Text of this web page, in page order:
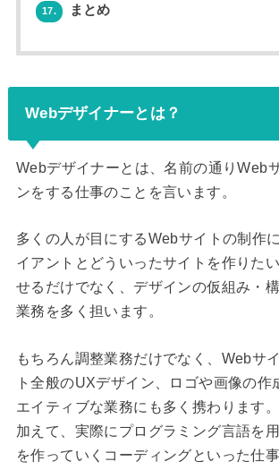
17. まとめ
Webデザイナーとは？
Webデザイナーとは、名前の通りWeb
ンをする仕事のことを言います。
多くの人が目にするWebサイトの制作
イアントとどういったサイトを作りた
せるだけでなく、デザインの仮組み・
業務を多く担います。
もちろん調整業務だけでなく、Webサ
ト全般のUXデザイン、ロゴや画像の作
エイティブな業務にも多く携わります。
加えて、実際にプログラミング言語を
を作っていくコーディングといった仕